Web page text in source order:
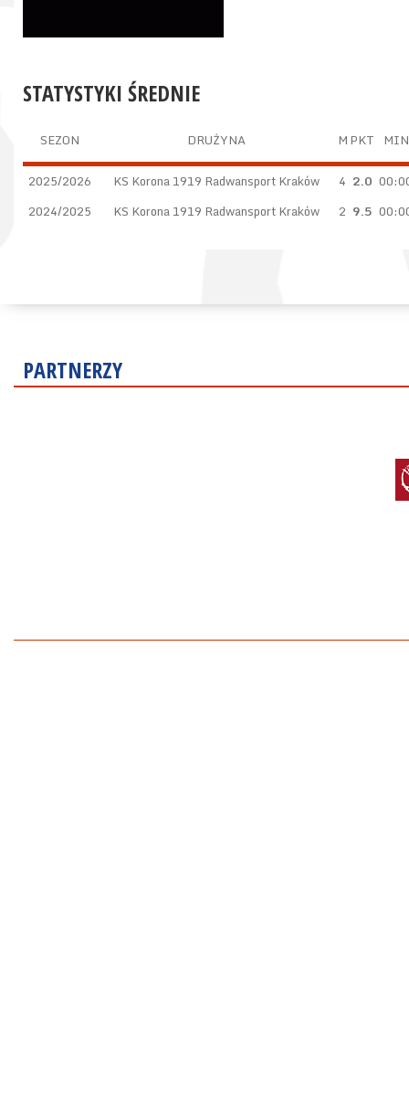
STATYSTYKI ŚREDNIE
SEZON DRUŻYNA MPKT MIN
2025/2026 KS Korona 1919 Radwansport Kraków 4 2.0
2024/2025
KS Korona 1919 Radwansport Kraków 2 9.5
PARTNERZY